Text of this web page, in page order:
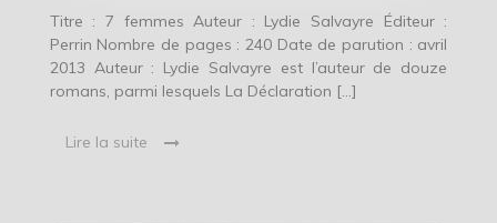
Titre : 7 femmes Auteur : Lydie Salvayre Éditeur :
Perrin Nombre de pages : 240 Date de parution : avril
2013 Auteur : Lydie Salvayre est l’auteur de douze
romans, parmi lesquels La Déclaration […]
Lire la suite